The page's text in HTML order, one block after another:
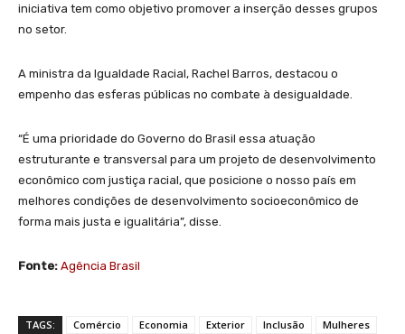
iniciativa tem como objetivo promover a inserção desses grupos
no setor.
A ministra da Igualdade Racial, Rachel Barros, destacou o
empenho das esferas públicas no combate à desigualdade.
“É uma prioridade do Governo do Brasil essa atuação
estruturante e transversal para um projeto de desenvolvimento
econômico com justiça racial, que posicione o nosso país em
melhores condições de desenvolvimento socioeconômico de
forma mais justa e igualitária”, disse.
Fonte: Agência Brasil
TAGS: Comércio Economia Exterior Inclusão
Mulheres